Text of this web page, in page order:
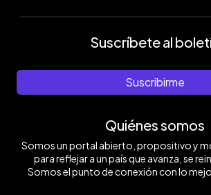
Suscríbete al
Suscribirme
Quiénes somos
Somos un portal abierto, propositivo y
para reflejar a un país que avanza, se
Somos el punto de conexión con lo